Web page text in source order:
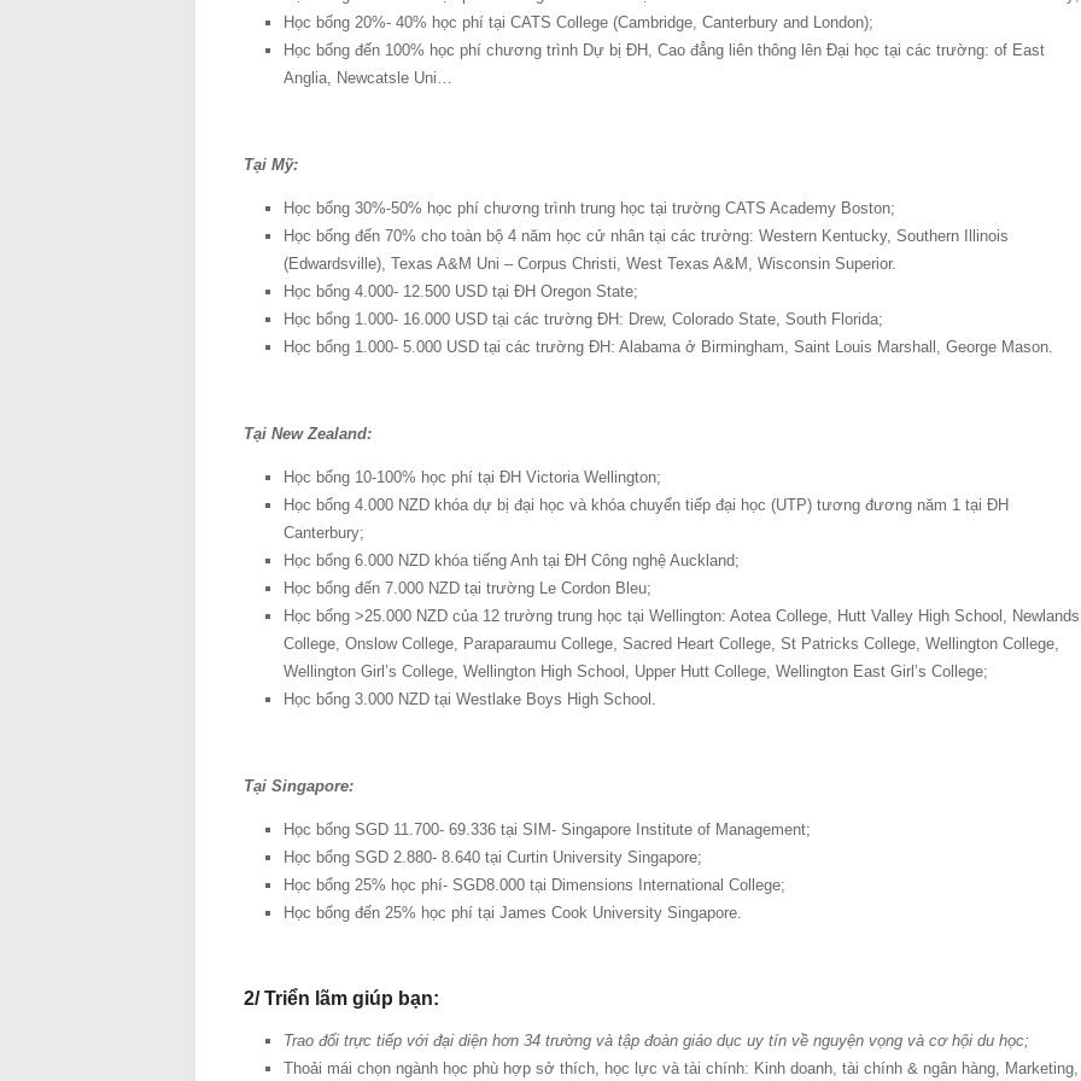
Học bổng 20%- 40% học phí tại CATS College (Cambridge, Canterbury and London);
Học bổng đến 100% học phí chương trình Dự bị ĐH, Cao đẳng liên thông lên Đại học tại các trường: of East
Anglia, Newcatsle Uni…
Tại Mỹ:
Học bổng 30%-50% học phí chương trình trung học tại trường CATS Academy Boston;
Học bổng đến 70% cho toàn bộ 4 năm học cử nhân tại các trường: Western Kentucky, Southern Illinois
(Edwardsville), Texas A&M Uni – Corpus Christi, West Texas A&M, Wisconsin Superior.
Học bổng 4.000- 12.500 USD tại ĐH Oregon State;
Học bổng 1.000- 16.000 USD tại các trường ĐH: Drew, Colorado State, South Florida;
Học bổng 1.000- 5.000 USD tại các trường ĐH: Alabama ở Birmingham, Saint Louis Marshall, George Mason.
Tại New Zealand:
Học bổng 10-100% học phí tại ĐH Victoria Wellington;
Học bổng 4.000 NZD khóa dự bị đại học và khóa chuyển tiếp đại học (UTP) tương đương năm 1 tại ĐH
Canterbury;
Học bổng 6.000 NZD khóa tiếng Anh tại ĐH Công nghệ Auckland;
Học bổng đến 7.000 NZD tại trường Le Cordon Bleu;
Học bổng >25.000 NZD của 12 trường trung học tại Wellington: Aotea College, Hutt Valley High School, Newlands
College, Onslow College, Paraparaumu College, Sacred Heart College, St Patricks College, Wellington College,
Wellington Girl’s College, Wellington High School, Upper Hutt College, Wellington East Girl’s College;
Học bổng 3.000 NZD tại Westlake Boys High School.
Tại Singapore:
Học bổng SGD 11.700- 69.336 tại SIM- Singapore Institute of Management;
Học bổng SGD 2.880- 8.640 tại Curtin University Singapore;
Học bổng 25% học phí- SGD8.000 tại Dimensions International College;
Học bổng đến 25% học phí tại James Cook University Singapore.
2/ Triển lãm giúp bạn:
Trao đổi trực tiếp với đại diện hơn 34 trường và tập đoàn giáo dục uy tín về nguyện vọng và cơ hội du học;
Thoải mái chọn ngành học phù hợp sở thích, học lực và tài chính: Kinh doanh, tài chính & ngân hàng, Marketing,